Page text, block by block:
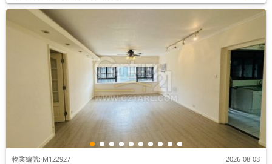
物業編號: M122927 2026-08-08